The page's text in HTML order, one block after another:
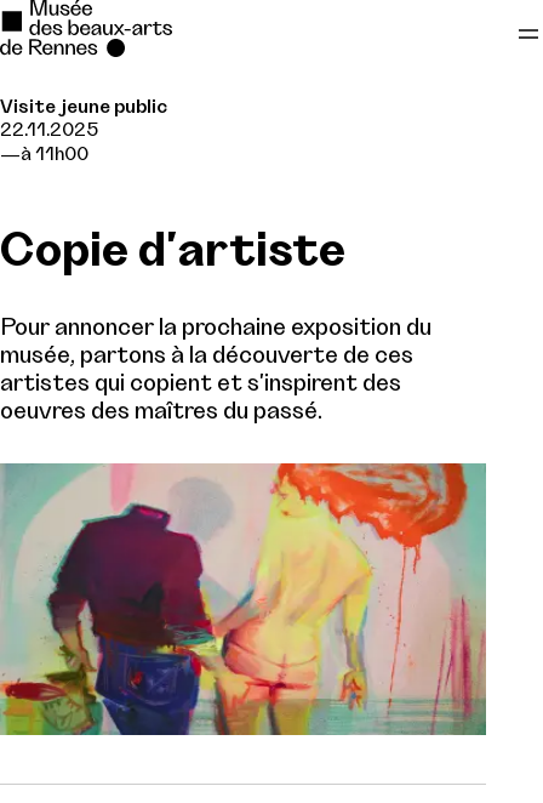
Se rendre au
Contenu principal
Visite jeune public
22.11.2025
à 11h00
Copie d'artiste
Pour annoncer la prochaine exposition du
musée, partons à la découverte de ces
artistes qui copient et s'inspirent des
oeuvres des maîtres du passé.